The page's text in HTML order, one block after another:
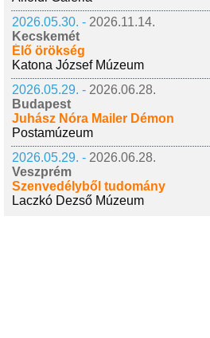
2026.05.30. - 2026.11.14.
Kecskemét
Élő örökség
Katona József Múzeum
2026.05.29. - 2026.06.28.
Budapest
Juhász Nóra Mailer Démon
Postamúzeum
2026.05.29. - 2026.06.28.
Veszprém
Szenvedélyből tudomány
Laczkó Dezső Múzeum